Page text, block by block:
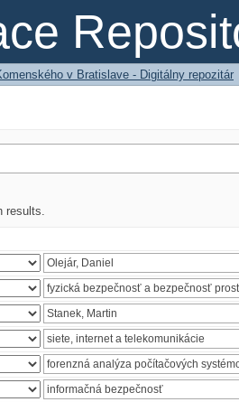
v Bratislave - Digitálny repozitár
results.